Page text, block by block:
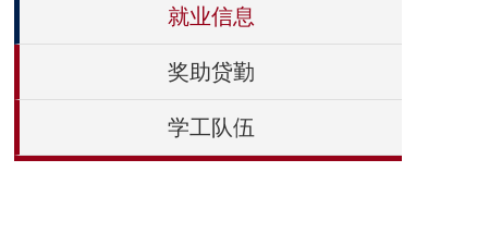
就业信息
奖助贷勤
学工队伍